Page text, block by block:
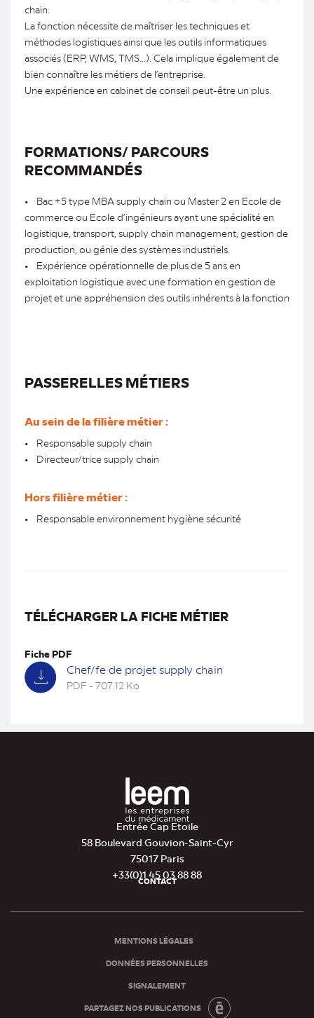
chain.
La fonction nécessite de maîtriser les techniques et
méthodes logistiques ainsi que les outils informatiques
associés (ERP, WMS, TMS…). Cela implique également de
bien connaître les métiers de l’entreprise.
Une expérience en cabinet de conseil peut-être un plus.
FORMATIONS/ PARCOURS
RECOMMANDÉS
• Bac +5 type MBA supply chain ou Master 2 en Ecole de
commerce ou Ecole d’ingénieurs ayant une spécialité en
logistique, transport, supply chain management, gestion de
production, ou génie des systèmes industriels.
• Expérience opérationnelle de plus de 5 ans en
exploitation logistique avec une formation en gestion de
projet et une appréhension des outils inhérents à la fonction
PASSERELLES MÉTIERS
Au sein de la filière métier :
• Responsable supply chain
• Directeur/trice supply chain
Hors filière métier :
• Responsable environnement hygiène sécurité
TÉLÉCHARGER LA FICHE MÉTIER
Fiche PDF
Chef/fe de projet supply chain
PDF - 707.12 Ko
Entrée Cap Etoile
58 Boulevard Gouvion-Saint-Cyr
75017 Paris
+33(0)1 45 03 88 88
de
CONTACT
MENTIONS LÉGALES
DONNÉES PERSONNELLES
SIGNALEMENT
PARTAGEZ NOS PUBLICATIONS